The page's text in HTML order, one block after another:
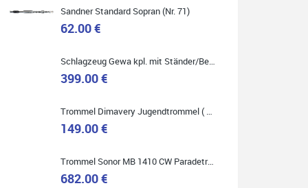
Quelle: Google-Rezension
Klein...aber fein!
Toller Service, nette Leute. Immer wieder gerne..
Sandner Standard Sopran (Nr. 71)
62.00 €
399.00 €
149.00 €
Trommel Sonor MB 1410 CW Paradetrommel ( Service Preis inkl. Werkstatt Service )
682.00 €